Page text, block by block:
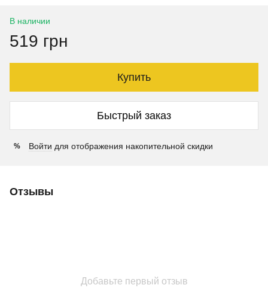
В наличии
519 грн
Купить
Быстрый заказ
% Войти для отображения накопительной скидки
Отзывы
Добавьте первый отзыв